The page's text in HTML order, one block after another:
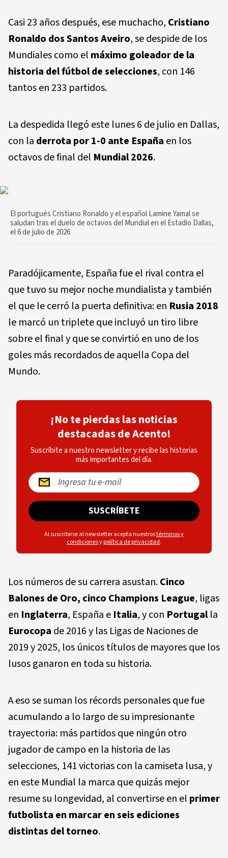
Casi 23 años después, ese muchacho, Cristiano
Ronaldo dos Santos Aveiro, se despide de los
Mundiales como el máximo goleador de la
historia del fútbol de selecciones, con 146
tantos en 233 partidos.
La despedida llegó este lunes 6 de julio en Dallas,
con la derrota por 1-0 ante España en los
octavos de final del Mundial 2026.
El portugués Cristiano Ronaldo y el español Lamine Yamal se
saludan tras el duelo de octavos del Mundial en el Estadio Dallas,
el 6 de julio de 2026
Paradójicamente, España fue el rival contra el
que tuvo su mejor noche mundialista y también
el que le cerró la puerta definitiva: en Rusia 2018
le marcó un triplete que incluyó un tiro libre
sobre el final y que se convirtió en uno de los
goles más recordados de aquella Copa del
Mundo.
¡No te pierdas las noticias
destacadas de Acento!
Suscríbite a nuestro newsletter y recibe las historias
más importantes del día.
SUSCRÍBETE
Al suscribirse al newsletter acepta nuestrostérminos y
condicionesypolítica de privacidad.
Los números de su carrera asustan.Cinco
Balones de Oro, cinco Champions League, ligas
en Inglaterra, España e Italia, y con Portugalla
Eurocopa de 2016 y las Ligas de Naciones de
2019 y 2025, los únicos títulos de mayores que los
lusos ganaron en toda su historia.
A eso se suman los récords personales que fue
acumulando a lo largo de su impresionante
trayectoria: más partidos que ningún otro
jugador de campo en la historia de las
selecciones, 141 victorias con la camiseta lusa, y
en este Mundial la marca que quizás mejor
resume su longevidad, al convertirse en el primer
futbolista en marcar en seis ediciones
distintas del torneo.